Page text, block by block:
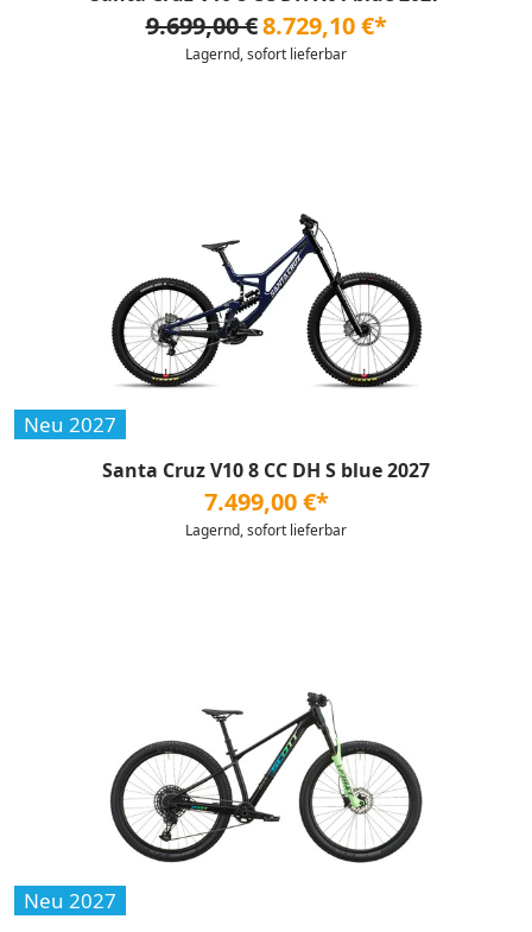
9.699,00 €8.729,10 €*
Lagernd, sofort lieferbar
Neu 2027
Santa Cruz V10 8 CC DH S blue 2027
7.499,00 €*
Lagernd, sofort lieferbar
Neu 2027